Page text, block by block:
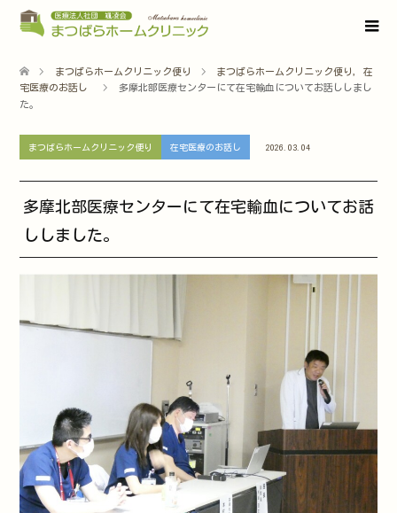
まつばらホームクリニック便り まつばらホームクリニック便り
在
宅医療のお話し
多摩北部医療センターにて在宅輸血についてお話ししまし
た。
まつばらホームクリニック便り 在宅医療のお話し 2026.03.04
多摩北部医療センターにて在宅輸血についてお話
ししました。